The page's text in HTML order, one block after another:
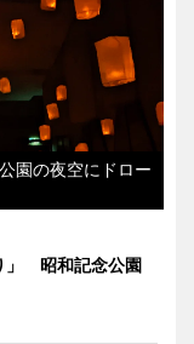
園の夜空にドロー
」 昭和記念公園